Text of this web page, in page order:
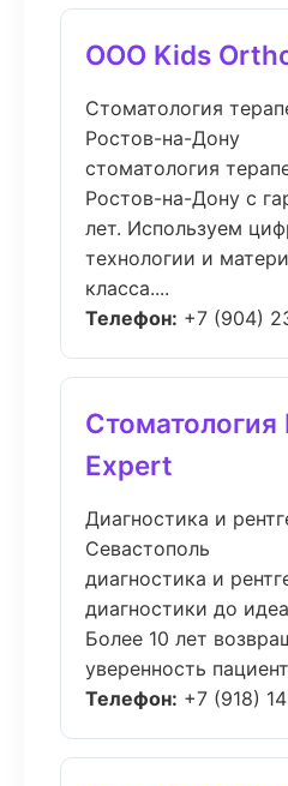
ООО Kids
Стоматология
Ростов-на-Дону
стоматология
Ростов-на-Дону с
лет. Используем
технологии и
класса....
Телефон: +7 (904)
Стоматология
Expert
Диагностика и
Севастополь
диагностика и
диагностики до
Более 10 лет
уверенность
Телефон: +7 (918)